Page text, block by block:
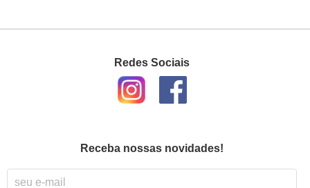
Redes Sociais
Receba nossas novidades!